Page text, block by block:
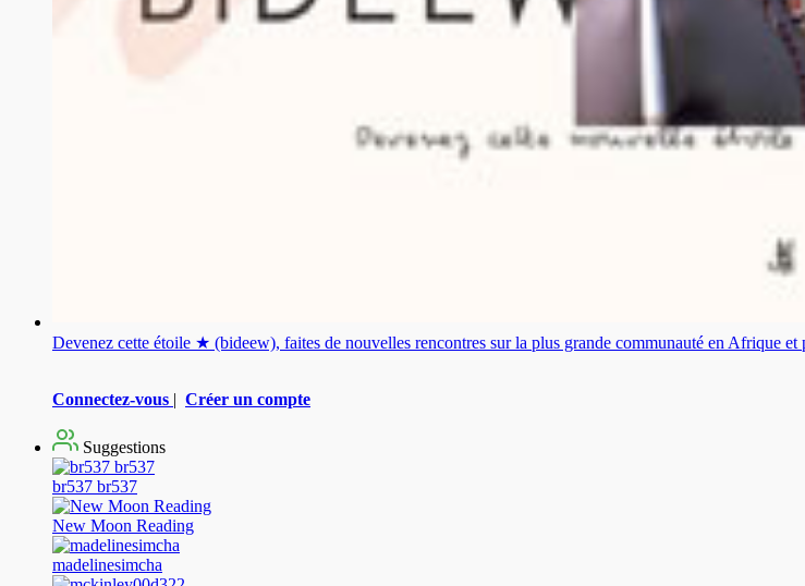
Devenez cette étoile ★ (bideew), faites de nouvelles rencontres sur la plus grande communauté en Afrique et
Connectez-vous | Créer un compte
Suggestions
br537 br537
New Moon Reading
madelinesimcha